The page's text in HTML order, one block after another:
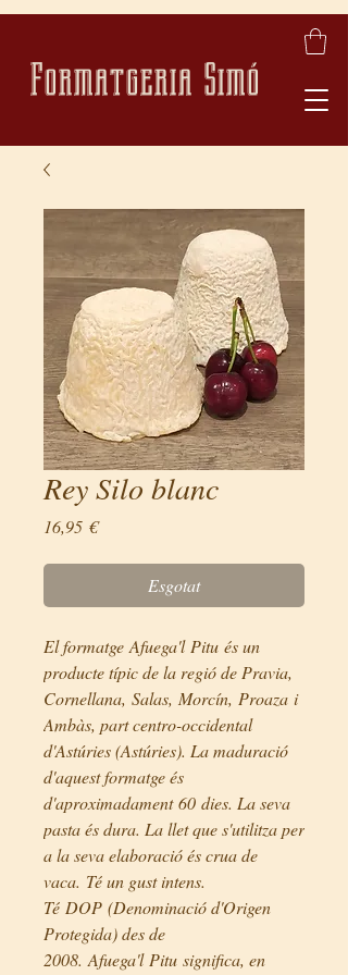
Formatgeria Simó
Rey Silo blanc
16,95 €Price
Esgotat
El formatge Afuega'l Pitu és un
producte típic de la regió de Pravia,
Cornellana, Salas, Morcín, Proaza i
Ambàs, part centro-occidental
d'Astúries (Astúries). La maduració
d'aquest formatge és
d'aproximadament 60 dies. La seva
pasta és dura. La llet que s'utilitza per
a la seva elaboració és crua de
vaca. Té un gust intens.
Té DOP (Denominació d'Origen
Protegida) des de
2008. Afuega'l Pitu significa, en